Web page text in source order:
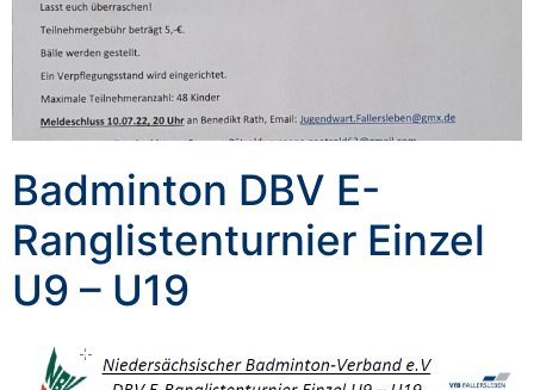
Badminton DBV E-
Ranglistenturnier Einzel
U9 – U19